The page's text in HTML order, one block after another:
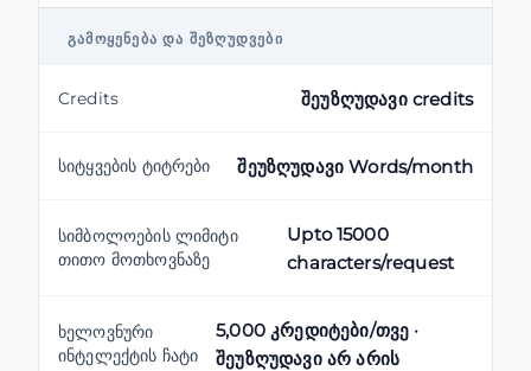
ᲒᲐᲛᲝᲧᲔᲜᲔᲑᲐ ᲓᲐ ᲨᲔᲖᲦᲣᲓᲕᲔᲑᲘ
Credits შეუზღუდავი credits
სიტყვების ტიტრები შეუზღუდავი Words/month
სიმბოლოების ლიმიტი
თითო მოთხოვნაზე
Upto 15000
characters/request
ხელოვნური
ინტელექტის ჩატი
5,000 კრედიტები/თვე ·
შეუზღუდავი არ არის